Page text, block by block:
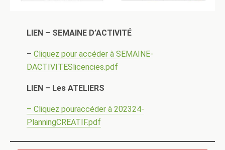
LIEN – SEMAINE D’ACTIVITÉ
– Cliquez pour accéder à SEMAINE-
DACTIVITESlicencies.pdf
LIEN – Les ATELIERS
– Cliquez pouraccéder à 202324-
PlanningCREATIF.pdf